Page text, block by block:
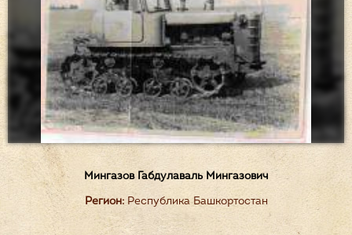
Мингазов Габдулаваль Мингазович
Регион:Республика Башкортостан